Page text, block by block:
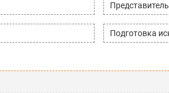
Подготовка